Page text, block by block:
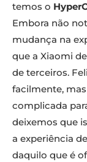
Xiaomi 14T
temos o
Embora não
mudança na
que a Xiaomi
de terceiros.
facilmente,
complicada
deixemos que
a experiência
daquilo que é